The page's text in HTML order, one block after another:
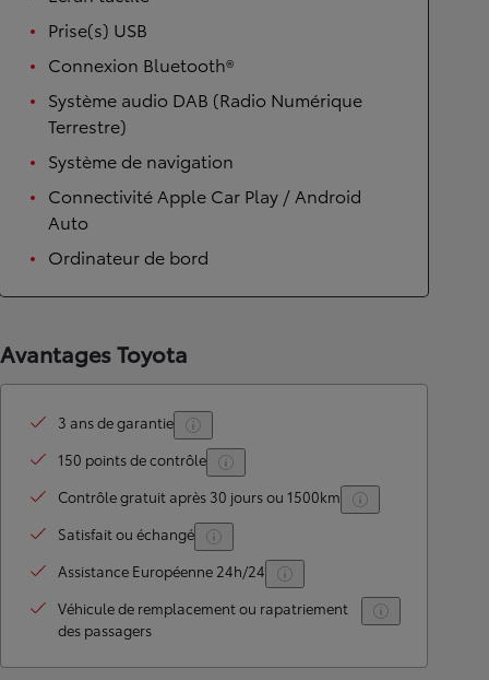
Prise(s) USB
Connexion Bluetooth®
Système audio DAB (Radio Numérique
Terrestre)
Système de navigation
Connectivité Apple Car Play / Android
Auto
Ordinateur de bord
Avantages Toyota
3 ans de garantie
150 points de contrôle
Contrôle gratuit après 30 jours ou 1500km
Satisfait ou échangé
Assistance Européenne 24h/24
Véhicule de remplacement ou rapatriement
des passagers